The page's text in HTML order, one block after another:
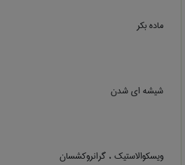
ماده بکر
شیشه ای شدن
ویسکوالاستیک ، گرانروکشسان